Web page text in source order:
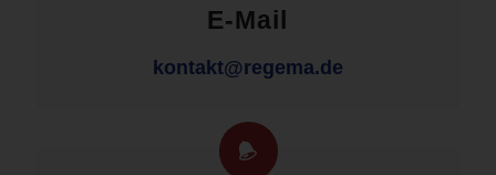
E-Mail
kontakt@regema.de